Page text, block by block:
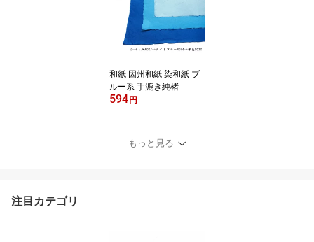
和紙 因州和紙 染和紙 ブ
ルー系 手漉き純楮
594 円
もっと見る
注目カテゴリ